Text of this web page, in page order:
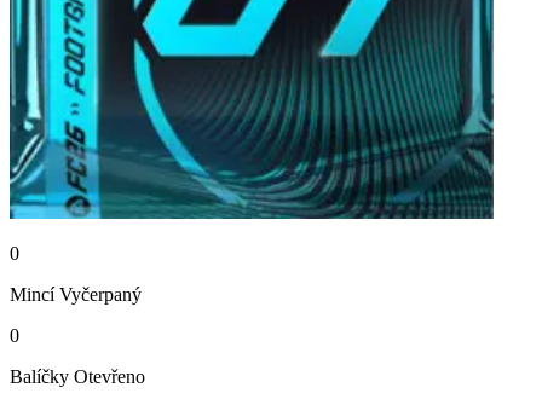
0
Mincí Vyčerpaný
0
Balíčky Otevřeno